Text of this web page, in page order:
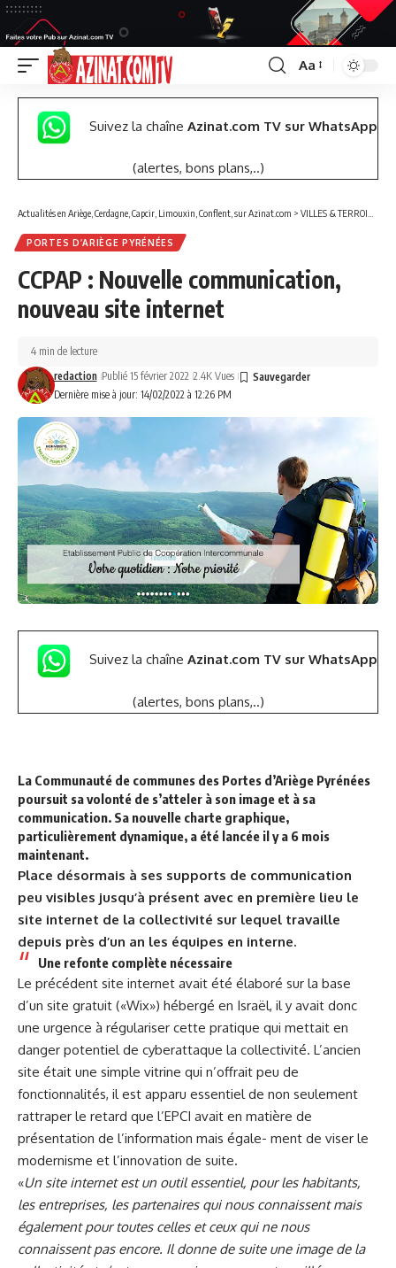
Font
Resizer
Aa
Suivez la chaîne Azinat.com TV sur WhatsApp
(alertes, bons plans,..)
Actualités en Ariège, Cerdagne, Capcir, Limouxin, Conflent, sur Azinat.com > VILLES & TERROIRS DES PYRÉNÉES EST
PORTES D’ARIÈGE PYRÉNÉES
CCPAP : Nouvelle communication,
nouveau site internet
Dernière mise à jour: 14/02/2022 à 12:26 PM
redaction Publié 15 février 2022 2.4K Vues
4 min de lecture
Suivez la chaîne Azinat.com TV sur WhatsApp
(alertes, bons plans,..)
La Communauté de communes des Portes d’Ariège Pyrénées
poursuit sa volonté de s’atteler à son image et à sa
communication. Sa nouvelle charte graphique,
particulièrement dynamique, a été lancée il y a 6 mois
maintenant.
Place désormais à ses supports de communication
peu visibles jusqu’à présent avec en première lieu le
site internet de la collectivité sur lequel travaille
depuis près d’un an les équipes en interne.
Une refonte complète nécessaire
Le précédent site internet avait été élaboré sur la base
d’un site gratuit («Wix») hébergé en Israël, il y avait donc
une urgence à régulariser cette pratique qui mettait en
danger potentiel de cyberattaque la collectivité. L’ancien
site était une simple vitrine qui n’offrait peu de
fonctionnalités, il est apparu essentiel de non seulement
rattraper le retard que l’EPCI avait en matière de
présentation de l’information mais égale- ment de viser le
modernisme et l’innovation de suite.
«Un site internet est un outil essentiel, pour les habitants,
les entreprises, les partenaires qui nous connaissent mais
également pour toutes celles et ceux qui ne nous
connaissent pas encore. Il donne de suite une image de la